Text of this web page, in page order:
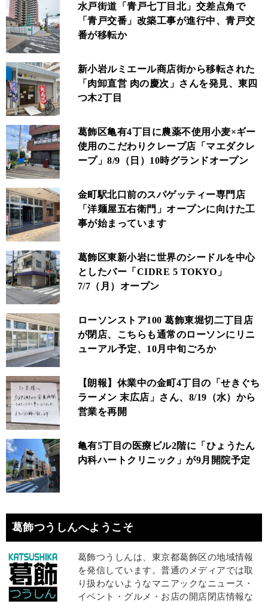
水戸街道「青戸七丁目北」交差点角で
「青戸交番」改築工事が進行中、青戸交
番が移転か
新小岩ルミエール商店街から移転された
「肉卸直営 肉の慶次」さんを発見、東四
つ木2丁目
葛飾区亀有4丁目に農薬不使用小麦×ギー
使用のこだわりクレープ店「マエダクレ
ープ」8/9（日）10時グランドオープン
金町駅北口前のスパゲッティー専門店
「洋麺屋五右衛門」オープンに向けた工
事が始まっています
葛飾区東新小岩に世界のシードルを中心
としたバー「CIDRE 5 TOKYO」
7/7（月）オープン
ローソンストア100 葛飾東堀切二丁目店
が閉店、こちらも通常のローソンにリニ
ューアル予定、10月中旬ごろか
【朗報】休業中の金町4丁目の「せきぐち
ラーメン 末広店」さん、8/19（水）から
営業を再開
亀有5丁目の医療ビル2階に「ひょうたん
内科ハートクリニック」が9月開院予定
葛飾つうしんへようこそ
葛飾つうしんは、東京都葛飾区の地域情報
を発信しています。普通のメディアでは取
り扱わないようなマニアックなニュース・
イベント・グルメ・お店の開店閉店情報な